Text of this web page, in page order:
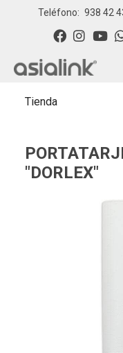
Teléfono: 938 42
Tienda
"DORLEX"